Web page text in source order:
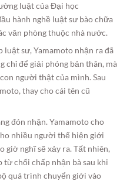
luật của Đại học
hành nghề luật sư bào chữa
văn phòng thuộc nhà nước.
luật sư, Yamamoto nhận ra đã
chỉ để giải phóng bản thân, mà
người thật của mình. Sau
thay cho cái tên cũ
đón nhận. Yamamoto cho
nhiều người thể hiện giới
giờ nghĩ sẽ xảy ra. Tất nhiên,
chối chấp nhận bà sau khi
quá trình chuyển giới vào